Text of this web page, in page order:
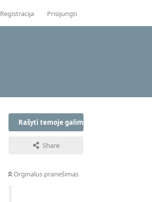
Registracija Prisijungti
Rašyti temoje galima tik prisijungus
Share
Orginalus pranešimas